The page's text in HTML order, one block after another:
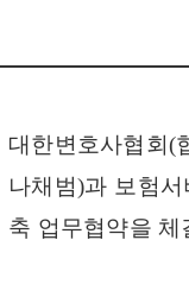
대한변호사협회(
나채범)과 보험
축 업무협약을 체